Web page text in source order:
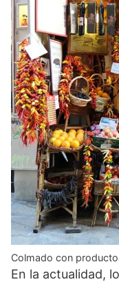
Colmado con
En la actualidad,